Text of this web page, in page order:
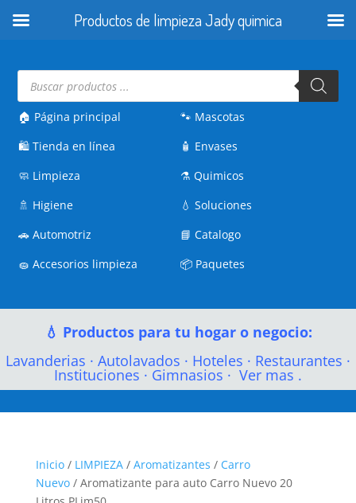
Búsqueda
productos
🏠 Página principal
🛍️Tienda en línea
🧼 Limpieza
🚿 Higiene
🚗Automotriz
🧽Accesorios limpieza
🐾 Mascotas
🧴 Envases
⚗️Quimicos
💧Soluciones
📘Catalogo
📦 Paquetes
💧 Productos para tu hogar o negocio:
Lavanderias · Autolavados · Hoteles · Restaurantes ·
Instituciones · Gimnasios · Ver mas .
Inicio/ LIMPIEZA/ Aromatizantes / Carro
Nuevo/ Aromatizante para auto Carro Nuevo 20
Productos de limpieza Jady quimica